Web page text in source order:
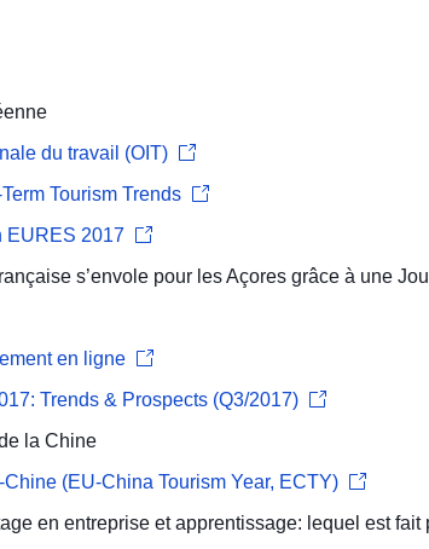
du travail (OIT)
Tourism Trends
EURES 2017
s’envole pour les Açores grâce à une
en ligne
Trends & Prospects (Q3/2017)
la Chine
(EU-China Tourism Year, ECTY)
en entreprise et apprentissage: lequel est fait